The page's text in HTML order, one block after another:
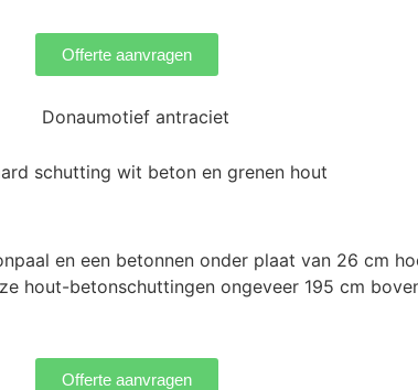
Offerte aanvragen
en een betonnen onder plaat van 26 cm
hout-betonschuttingen ongeveer 195 cm
Offerte aanvragen